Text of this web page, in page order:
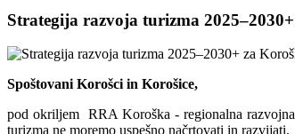
Strategija razvoja turizma
Spoštovani Korošci in Korošice,
pod okriljem RRA Koroška - regionalna
turizma ne moremo uspešno načrtovati in razvijati.